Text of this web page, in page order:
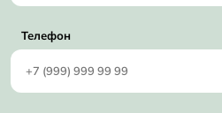
Телефон